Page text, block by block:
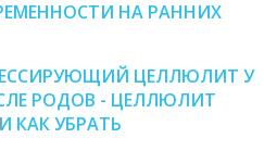
НА РАННИХ
ЦЕЛЛЮЛИТ У
РОДОВ - ЦЕЛЛЮЛИТ
КАК УБРАТЬ